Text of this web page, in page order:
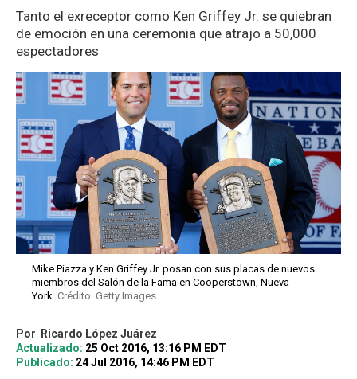
Tanto el exreceptor como Ken Griffey Jr. se quiebran
de emoción en una ceremonia que atrajo a 50,000
espectadores
Mike Piazza y Ken Griffey Jr. posan con sus placas de nuevos
miembros del Salón de la Fama en Cooperstown, Nueva
York. Crédito: Getty Images
Por
Ricardo López Juárez
Actualizado: 25 Oct 2016, 13:16 PM EDT
Publicado: 24 Jul 2016, 14:46 PM EDT